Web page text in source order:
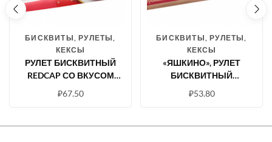
БИСКВИТЫ, РУЛЕТЫ,
КЕКСЫ
РУЛЕТ БИСКВИТНЫЙ
REDCAP СО ВКУСОМ
₽67.50
БИСКВИТЫ, РУЛЕТЫ,
КЕКСЫ
«ЯШКИНО», РУЛЕТ
БИСКВИТНЫЙ
₽53.80